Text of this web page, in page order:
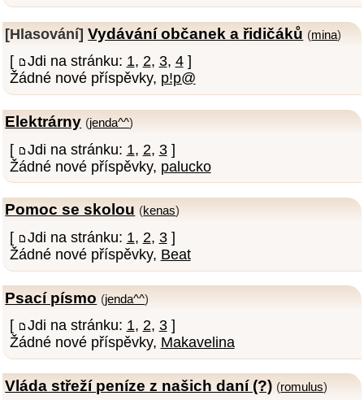
[Hlasování] Vydávání občanek a řidičáků (mina)
[ Jdi na stránku: 1, 2, 3, 4]
Žádné nové příspěvky, p!p@
Elektrárny (jenda^^)
[ Jdi na stránku: 1, 2, 3]
Žádné nové příspěvky, palucko
Pomoc se skolou (kenas)
[ Jdi na stránku: 1, 2, 3]
Žádné nové příspěvky, Beat
Psací písmo (jenda^^)
[ Jdi na stránku: 1, 2, 3]
Žádné nové příspěvky, Makavelina
Vláda střeží peníze z našich daní (?) (romulus)